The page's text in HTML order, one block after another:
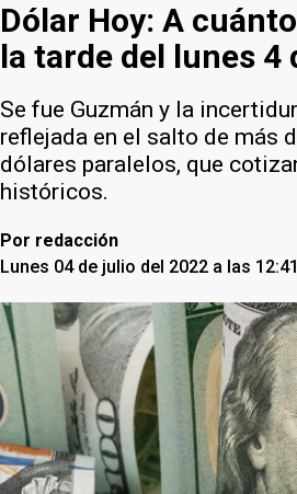
Dólar Hoy: A
la tarde del lunes 4
Se fue Guzmán y la
reflejada en el salto de más
dólares paralelos, que
históricos.
Por redacción
Lunes 04 de julio del 2022 a las